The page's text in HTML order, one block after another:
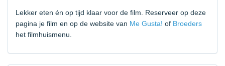
Lekker eten én op tijd klaar voor de film. Reserveer op deze
pagina je film en op de website van Me Gusta! of Broeders
het filmhuismenu.